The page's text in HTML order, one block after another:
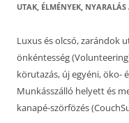
UTAK, ÉLMÉNYEK, NYARALÁS
Luxus és olcsó, zarándok
önkéntesség
körutazás, új egyéni, öko-
Munkásszálló helyett és
kanapé-szörfözés